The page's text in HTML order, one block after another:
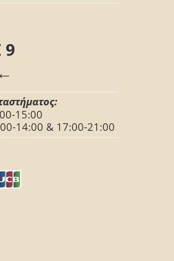
15:00
14:00 & 17:00-21:00